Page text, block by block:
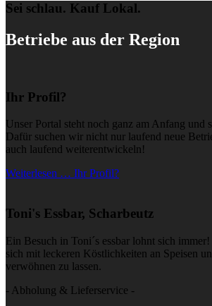
Sei schlau. Kauf Lokal.
Betriebe aus der Region
Ihr Profil?
Unser Portal steht noch ganz am Anfang und
Dafür suchen wir nicht nur laufend neue
auch laufend weiterentwickeln!
Weiterlesen … Ihr Profil?
Toni's Essbar, Scharbeutz
Ein Besuch in Toni´s essbar lohnt sich
sich mit leckeren Köstlichkeiten an Speisen
verwöhnen zu lassen.
- Abholung & Lieferservice -